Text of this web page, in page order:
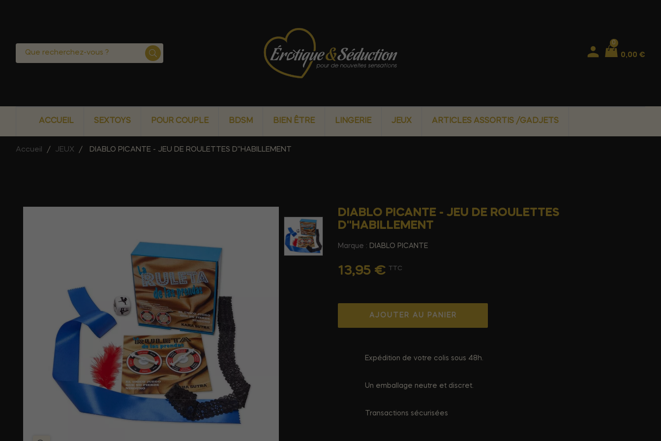
0
0,00 €
ACCUEIL SEXTOYS POUR COUPLE BDSM BIEN ÊTRE LINGERIE JEUX ARTICLES ASSORTIS /GADJETS
Accueil JEUX DIABLO PICANTE - JEU DE ROULETTES D''HABILLEMENT
DIABLO PICANTE - JEU DE ROULETTES
D''HABILLEMENT
Marque : DIABLO PICANTE
13,95 € TTC
AJOUTER AU PANIER
Expédition de votre colis sous 48h.
Un emballage neutre et discret.
Transactions sécurisées